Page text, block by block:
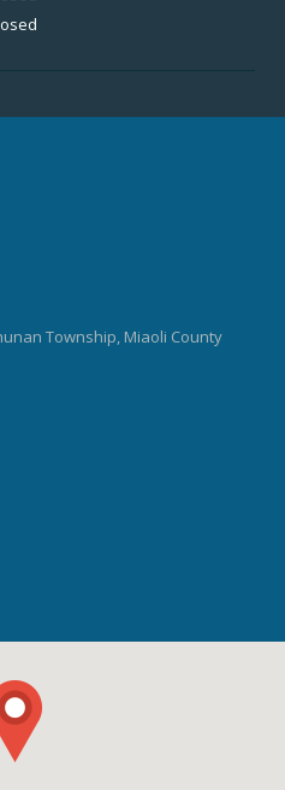
Township, Miaoli County